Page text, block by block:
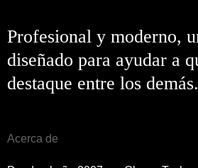
Profesional y moderno,
diseñado para ayudar a
destaque entre los demás.
Acerca de
Nuevo visitante
Volver
Antes de enviar, por favorVERIFICAR
esCORRECTO.La información
en el envío de los materiales.
Hemos recibido su solicitud y la
envío
información para autenticación y
Una vez verificada su identificación,
por correo